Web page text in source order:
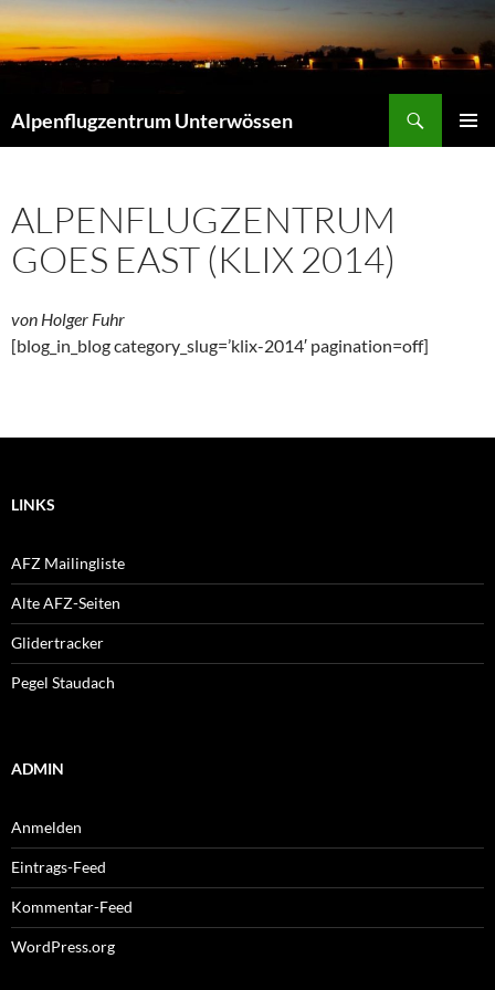
Zum
Inhalt
springen
Alpenflugzentrum Unterwössen
ALPENFLUGZENTRUM
GOES EAST (KLIX 2014)
von Holger Fuhr
[blog_in_blog category_slug=’klix-2014′ pagination=off]
LINKS
AFZ Mailingliste
Alte AFZ-Seiten
Glidertracker
Pegel Staudach
ADMIN
Anmelden
Eintrags-Feed
Kommentar-Feed
WordPress.org